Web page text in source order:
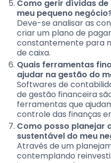
Como gerir dívidas
meu pequeno
Deve-se analisar as
criar um plano de
constantemente para
de caixa.
Quais ferramentas
ajudar na gestão do
Softwares de
de gestão financeira
ferramentas que
controle das finanças
Como posso planejar
sustentável do meu
Através de um
contemplando